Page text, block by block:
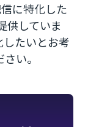
に特化した
供していま
たいとお考
い。